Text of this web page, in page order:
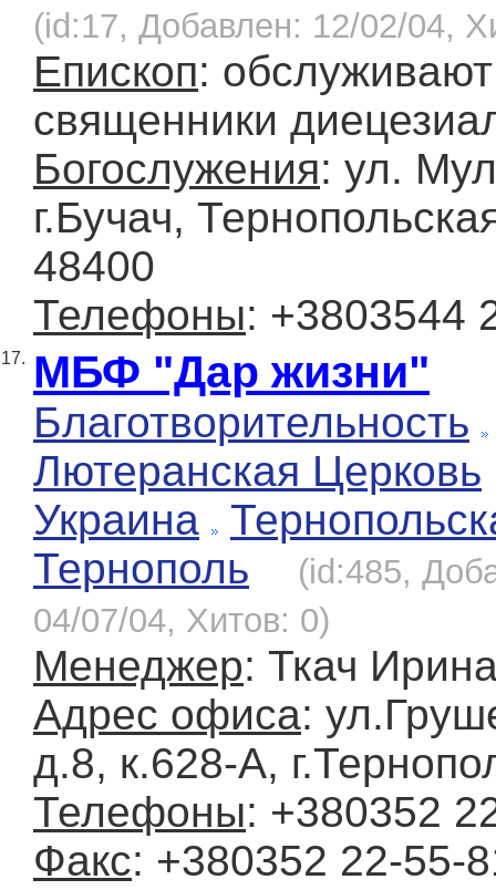
(id:17, Добавлен: 12/02/04,
Епископ: обслуживают
священники
Богослужения: ул.
г.Бучач,
48400
Телефоны: +3803544
17. МБФ "Дар жизни"
Благотворительность
Лютеранская Церковь
Украина
Тернополь
(id:485,
04/07/04, Хитов: 0)
Менеджер: Ткач
Адрес офиса:
д.8, к.628-А,
Телефоны: +380352
Факс: +380352 22-55-